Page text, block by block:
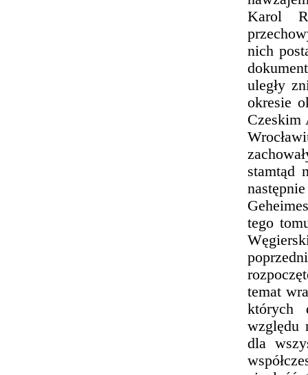
Karol
nich
uległy
okresie
Czeskim
stamtąd
tego
temat
których
względu
dla